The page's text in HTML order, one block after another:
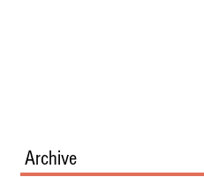
Archive